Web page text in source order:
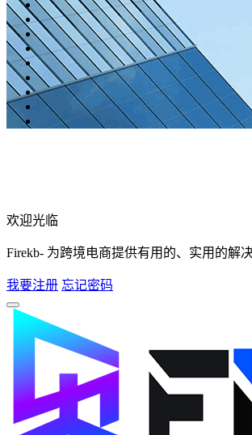
欢迎光临
Firekb- 为跨境电商提供有用的、实用的解决
我要注册 忘记密码